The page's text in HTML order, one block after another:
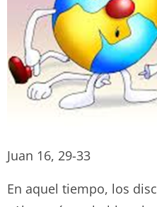
Juan 16, 29-33
En aquel tiempo, los